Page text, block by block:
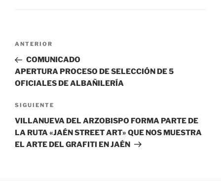
Navegación
entradas
Entrada
anterior:
ANTERIOR
COMUNICADO
APERTURA PROCESO DE SELECCIÓN DE 5
OFICIALES DE ALBAÑILERÍA
Siguiente
entrada
SIGUIENTE
VILLANUEVA DEL ARZOBISPO FORMA PARTE DE
LA RUTA «JAÉN STREET ART» QUE NOS MUESTRA
EL ARTE DEL GRAFITI EN JAÉN